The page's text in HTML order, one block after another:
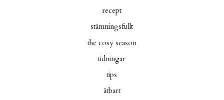
recept
stämningsfullt
the cosy season
tidningar
tips
ätbart